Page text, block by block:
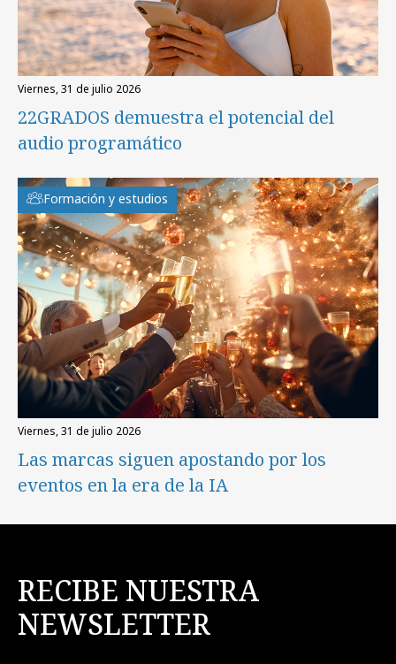
viernes, 31 de julio 2026
22GRADOS demuestra el potencial del
audio programático
Formación y estudios
viernes, 31 de julio 2026
Las marcas siguen apostando por los
eventos en la era de la IA
RECIBE NUESTRA
NEWSLETTER